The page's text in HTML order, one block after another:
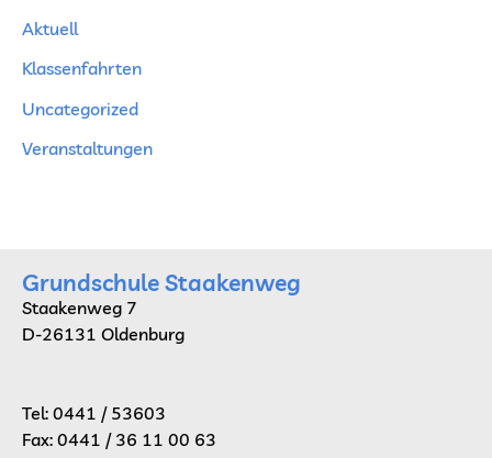
Aktuell
Klassenfahrten
Uncategorized
Veranstaltungen
Grundschule Staakenweg
Staakenweg 7
D-26131 Oldenburg
Tel: 0441 / 53603
Fax: 0441 / 36 11 00 63